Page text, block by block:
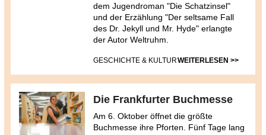
dem Jugendroman "Die Schatzinsel"
und der Erzählung "Der seltsame Fall
des Dr. Jekyll und Mr. Hyde" erlangte
der Autor Weltruhm.
GESCHICHTE & KULTURWEITERLESEN >>
Die Frankfurter Buchmesse
Am 6. Oktober öffnet die größte
Buchmesse ihre Pforten. Fünf Tage lang